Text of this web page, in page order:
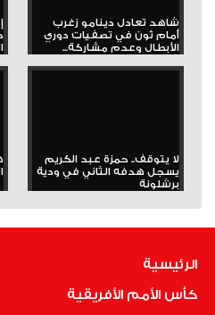
شاهد تعادل دينامو زغرب
أمام ثون في تصفيات دوري
الأبطال وعدم مشاركة...
لا يتوقف.. حمزة عبد الكريم
يسجل هدفه الثاني في ودية
برشلونة
الرئيسية
كأس الأمم الأفريقية